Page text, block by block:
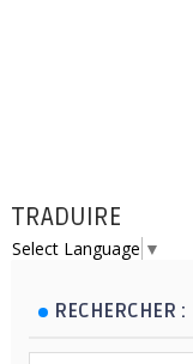
TRADUIRE
Select Language ▼
RECHERCHER :